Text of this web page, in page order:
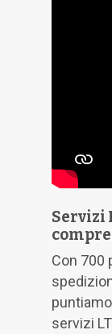
Servizi
Con 700
servizi